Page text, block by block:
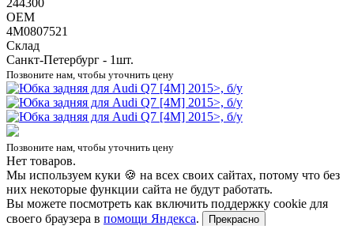
OEM
4M0807521
Склад
Санкт-Петербург - 1шт.
Позвоните нам, чтобы уточнить цену
Позвоните нам, чтобы уточнить цену
Нет товаров.
Мы используем куки 🍪 на всех своих сайтах, потому что без
них некоторые функции сайта не будут работать.
Вы можете посмотреть как включить поддержку cookie для
своего браузера в помощи Яндекса. Прекрасно